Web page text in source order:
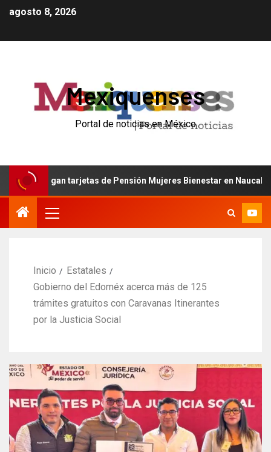
agosto 8, 2026
Mexiquenses
Portal de noticias en México
tarjetas de Pensión Mujeres Bienestar en Naucalpan
Inicio
Estatales
Gobierno del Edoméx acerca más de 125
trámites gratuitos con Caravanas Itinerantes
por la Justicia Social